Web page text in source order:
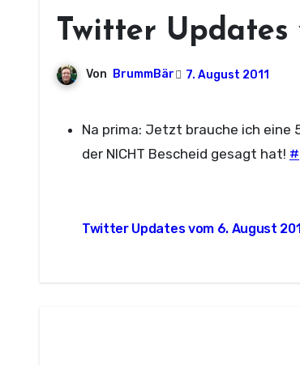
Twitter Updates
Von BrummBär 7. August 2011
Na prima: Jetzt brauche ich eine
der NICHT Bescheid gesagt hat! #
Twitter Updates vom 6. August